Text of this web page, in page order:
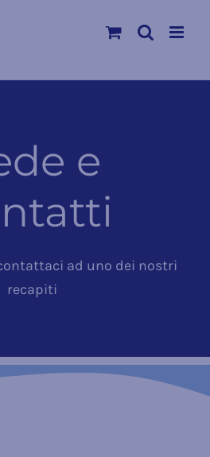
e
ad uno dei nostri
recapiti